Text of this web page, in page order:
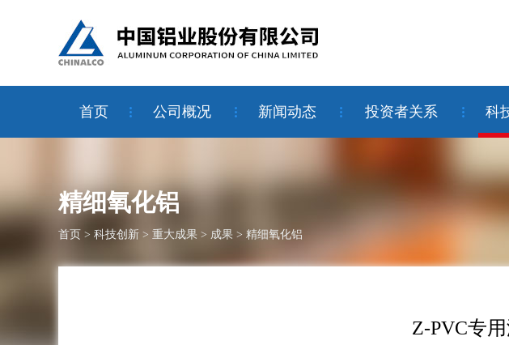
首页 公司概况 新闻动态 投资者关系 科
精细氧化铝
首页 > 科技创新 > 重大成果 > 成果 > 精细氧化铝
Z-PVC专